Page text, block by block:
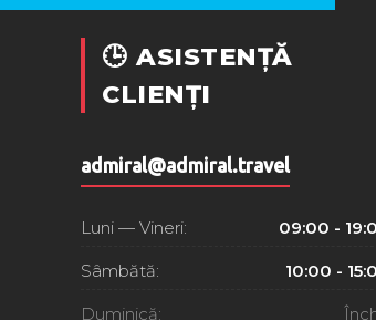
🕒 ASISTENȚĂ
CLIENȚI
admiral@admiral.travel
Luni — Vineri: 09:00 -
Sâmbătă: 10:00 -
Duminică: